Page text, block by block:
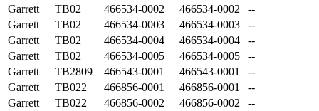
Garrett
TB02 466534-0002 466534-0002
--
Garrett
TB02 466534-0003 466534-0003
--
Garrett
TB02 466534-0004 466534-0004
--
Garrett
TB02 466534-0005 466534-0005
--
Garrett
TB2809 466543-0001 466543-0001
--
Garrett
TB022 466856-0001 466856-0001
--
Garrett
TB022 466856-0002 466856-0002 --